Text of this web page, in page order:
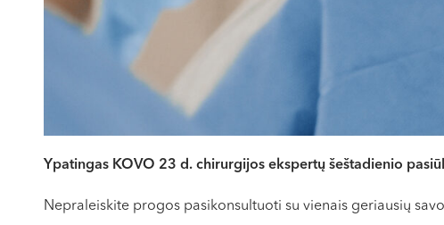
Ypatingas KOVO 23 d. chirurgijos ekspertų šeštadienio
Nepraleiskite progos pasikonsultuoti su vienais geriausių